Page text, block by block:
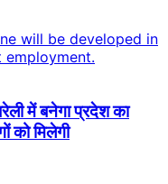
में बनेगा प्रदेश का
को मिलेगी